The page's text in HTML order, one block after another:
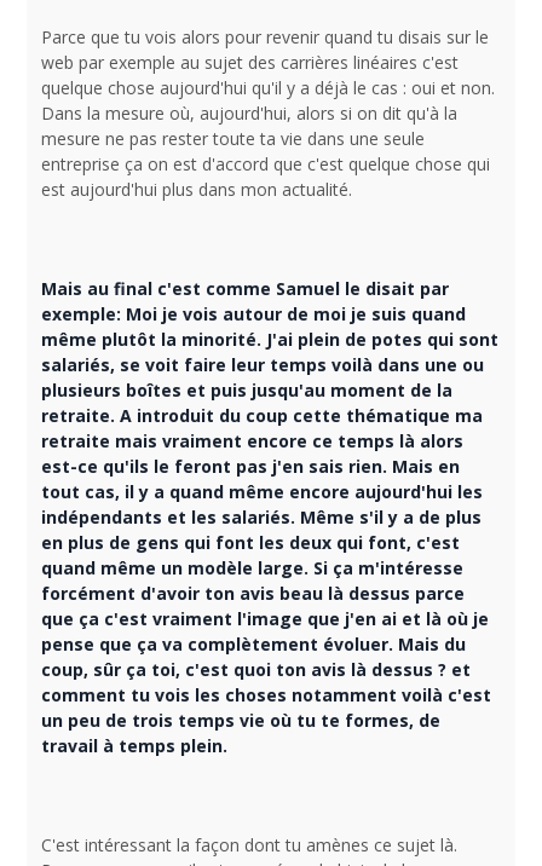
Parce que tu vois alors pour revenir quand tu disais sur le
web par exemple au sujet des carrières linéaires c'est
quelque chose aujourd'hui qu'il y a déjà le cas : oui et non.
Dans la mesure où, aujourd'hui, alors si on dit qu'à la
mesure ne pas rester toute ta vie dans une seule
entreprise ça on est d'accord que c'est quelque chose qui
est aujourd'hui plus dans mon actualité.
Mais au final c'est comme Samuel le disait par
exemple: Moi je vois autour de moi je suis quand
même plutôt la minorité. J'ai plein de potes qui sont
salariés, se voit faire leur temps voilà dans une ou
plusieurs boîtes et puis jusqu'au moment de la
retraite. A introduit du coup cette thématique ma
retraite mais vraiment encore ce temps là alors
est-ce qu'ils le feront pas j'en sais rien. Mais en
tout cas, il y a quand même encore aujourd'hui les
indépendants et les salariés. Même s'il y a de plus
en plus de gens qui font les deux qui font, c'est
quand même un modèle large. Si ça m'intéresse
forcément d'avoir ton avis beau là dessus parce
que ça c'est vraiment l'image que j'en ai et là où je
pense que ça va complètement évoluer. Mais du
coup, sûr ça toi, c'est quoi ton avis là dessus ? et
comment tu vois les choses notamment voilà c'est
un peu de trois temps vie où tu te formes, de
travail à temps plein.
C'est intéressant la façon dont tu amènes ce sujet là.